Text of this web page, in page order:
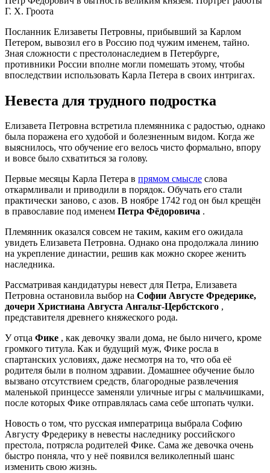
Г. Х. Гроота
Посланник Елизаветы Петровны, прибывший за Карлом
Петером, вывозил его в Россию под чужим именем, тайно.
Зная сложности с престолонаследием в Петербурге,
противники России вполне могли помешать этому, чтобы
впоследствии использовать Карла Петера в своих интригах.
Невеста для трудного подростка
Елизавета Петровна встретила племянника с радостью, однако
была поражена его худобой и болезненным видом. Когда же
выяснилось, что обучение его велось чисто формально, впору
и вовсе было схватиться за голову.
Первые месяцы Карла Петера в прямом смысле слова
откармливали и приводили в порядок. Обучать его стали
практически заново, с азов. В ноябре 1742 год он был крещён
в православие под именем Петра Фёдоровича .
Племянник оказался совсем не таким, каким его ожидала
увидеть Елизавета Петровна. Однако она продолжала линию
на укрепление династии, решив как можно скорее женить
наследника.
Рассматривая кандидатуры невест для Петра, Елизавета
Петровна остановила выбор на Софии Августе Фредерике,
дочери Христиана Августа Ангальт-Цербстского ,
представителя древнего княжеского рода.
У отца Фике , как девочку звали дома, не было ничего, кроме
громкого титула. Как и будущий муж, Фике росла в
спартанских условиях, даже несмотря на то, что оба её
родителя были в полном здравии. Домашнее обучение было
вызвано отсутствием средств, благородные развлечения
маленькой принцессе заменяли уличные игры с мальчишками,
после которых Фике отправлялась сама себе штопать чулки.
Новость о том, что русская императрица выбрала Софию
Августу Фредерику в невесты наследнику российского
престола, потрясла родителей Фике. Сама же девочка очень
быстро поняла, что у неё появился великолепный шанс
изменить свою жизнь.